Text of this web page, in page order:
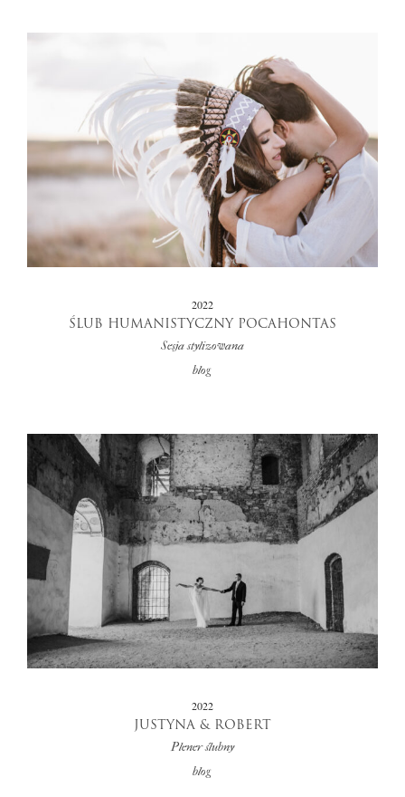
2022
ŚLUB HUMANISTYCZNY POCAHONTAS
Sesja stylizowana
blog
2022
JUSTYNA & ROBERT
Plener ślubny
blog